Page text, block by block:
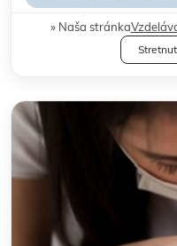
Naša stránka